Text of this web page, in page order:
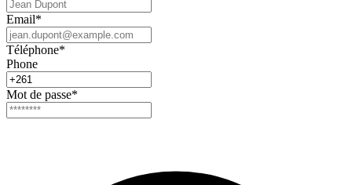
Email*
Téléphone*
Phone
Mot de passe*